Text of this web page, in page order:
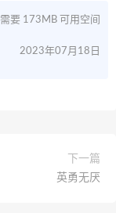
需要 173MB 可用空间
2023年07月18日
下一篇
英勇无厌